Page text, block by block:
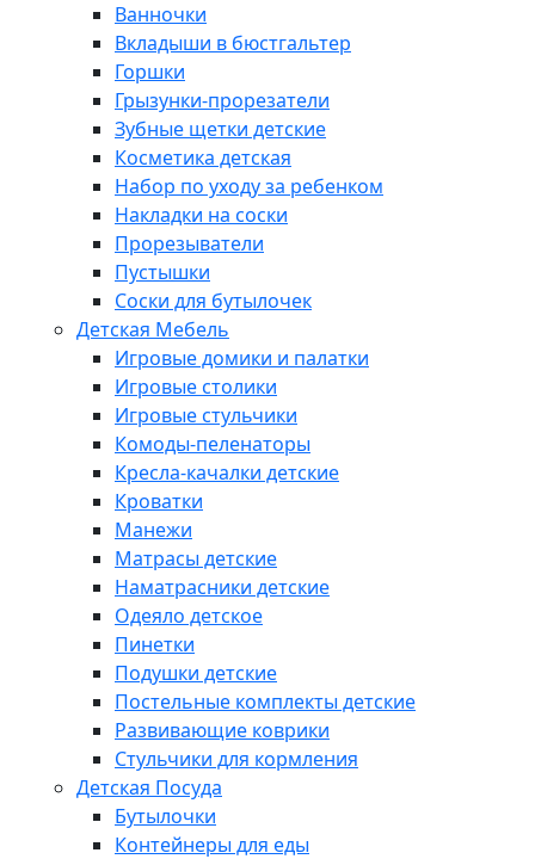
Ванночки
Вкладыши в бюстгальтер
Горшки
Грызунки-прорезатели
Зубные щетки детские
Косметика детская
Набор по уходу за ребенком
Накладки на соски
Прорезыватели
Пустышки
Соски для бутылочек
Детская Мебель
Игровые домики и палатки
Игровые столики
Игровые стульчики
Комоды-пеленаторы
Кресла-качалки детские
Кроватки
Манежи
Матрасы детские
Наматрасники детские
Одеяло детское
Пинетки
Подушки детские
Постельные комплекты детские
Развивающие коврики
Стульчики для кормления
Детская Посуда
Бутылочки
Контейнеры для еды